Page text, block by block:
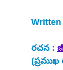
Written
రచన :